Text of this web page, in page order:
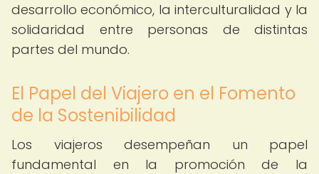
desarrollo económico, la interculturalidad y la
solidaridad entre personas de distintas
partes del mundo.
El Papel del Viajero en el Fomento
de la Sostenibilidad
Los viajeros desempeñan un papel
fundamental en la promoción de la